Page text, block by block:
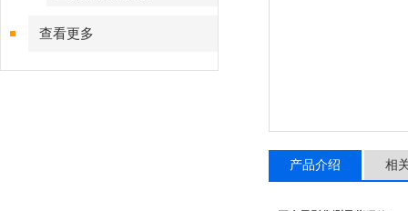
查看更多
产品介绍 相